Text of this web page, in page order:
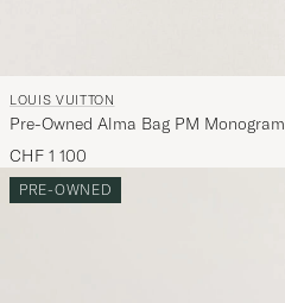
LOUIS VUITTON
Pre-Owned Alma Bag PM Monogram
CHF 1 100
PRE-OWNED